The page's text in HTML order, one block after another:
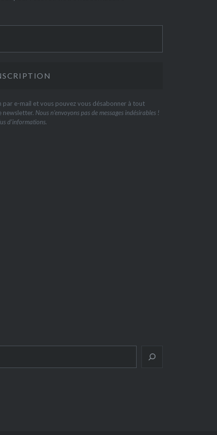
e-mail et vous pouvez vous désabonner à tout
newsletter. Nous n’envoyons pas de messages indésirables !
d’informations.